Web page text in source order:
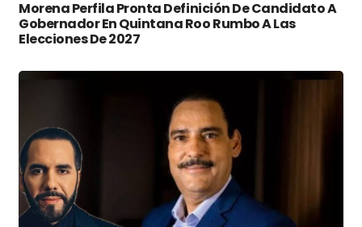
Morena Perfila Pronta Definición De Candidato A
Gobernador En Quintana Roo Rumbo A Las
Elecciones De 2027